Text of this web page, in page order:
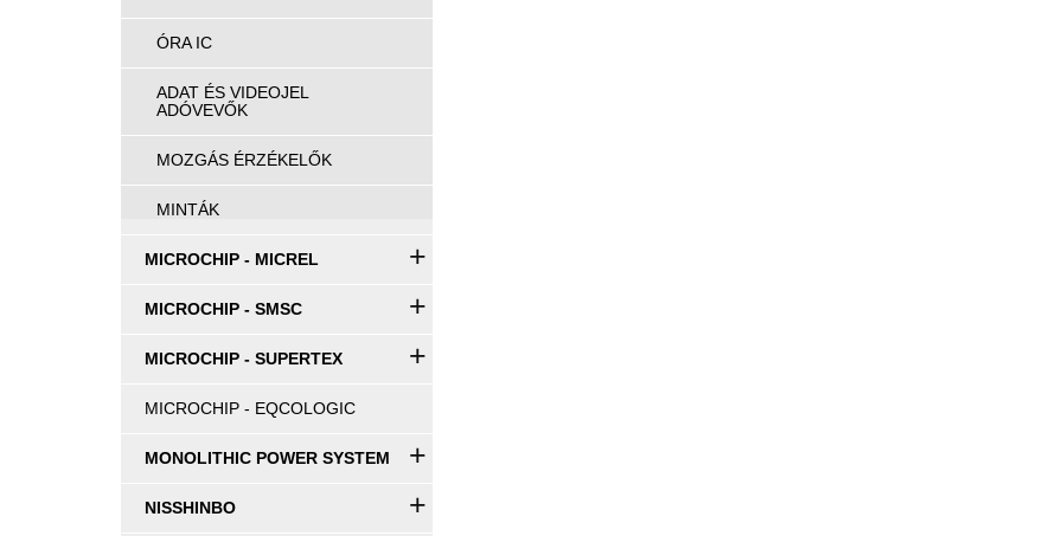
ÓRA IC
ADAT ÉS VIDEOJEL
ADÓVEVŐK
MOZGÁS ÉRZÉKELŐK
MINTÁK
MICROCHIP - MICREL +
MICROCHIP - SMSC +
MICROCHIP - SUPERTEX +
MICROCHIP - EQCOLOGIC
MONOLITHIC POWER SYSTEM +
NISSHINBO +